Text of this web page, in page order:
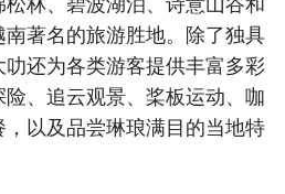
著名的旅游胜地。除了独具
还为各类游客提供丰富多彩
、追云观景、桨板运动、咖
以及品尝琳琅满目的当地特